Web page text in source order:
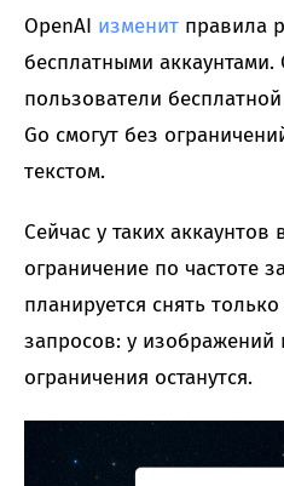
OpenAI изменит правила
бесплатными аккаунтами.
пользователи
Go смогут без
текстом.
Сейчас у таких аккаунтов
ограничение по частоте
планируется снять
запросов: у
ограничения останутся.